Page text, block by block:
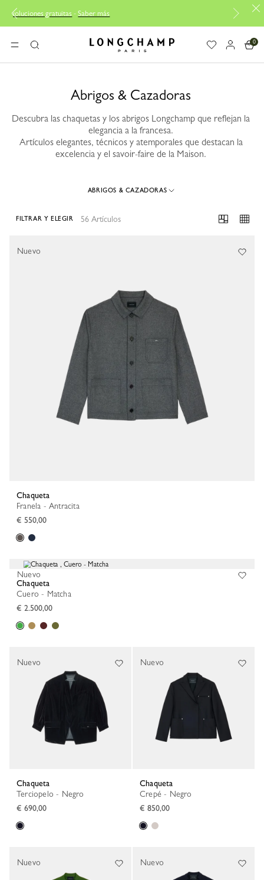
MENÚBuscar Longchamp - Home
0
Abrigos & Cazadoras
Descubra las chaquetas y los abrigos Longchamp que reflejan la
elegancia a la francesa.
Artículos elegantes, técnicos y atemporales que destacan la
excelencia y el savoir-faire de la Maison.
ABRIGOS & CAZADORAS
56 Artículos
FILTRAR Y ELEGIR
Chaqueta
Franela - Antracita
€ 550,00
Nuevo
Chaqueta
Cuero - Matcha
€ 2.500,00
Nuevo
Chaqueta
Terciopelo - Negro
€ 690,00
Nuevo
Chaqueta
Crepé - Negro
€ 850,00
Nuevo
Nuevo Nuevo